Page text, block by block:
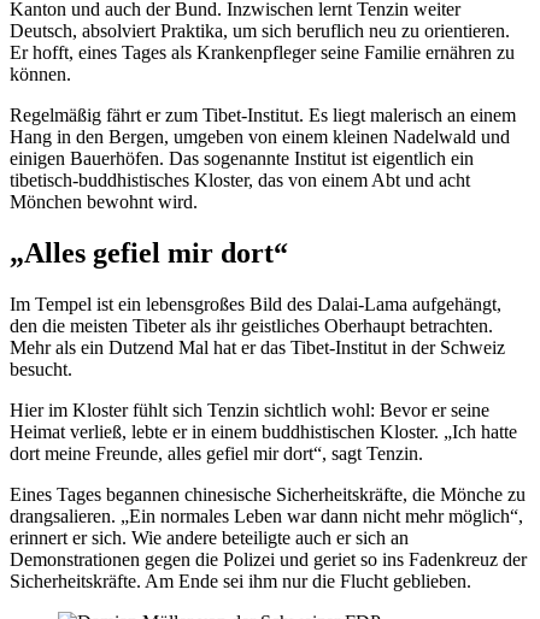
Kanton und auch der Bund. Inzwischen lernt Tenzin weiter
Deutsch, absolviert Praktika, um sich beruflich neu zu orientieren.
Er hofft, eines Tages als Krankenpfleger seine Familie ernähren zu
können.
Regelmäßig fährt er zum Tibet-Institut. Es liegt malerisch an einem
Hang in den Bergen, umgeben von einem kleinen Nadelwald und
einigen Bauerhöfen. Das sogenannte Institut ist eigentlich ein
tibetisch-buddhistisches Kloster, das von einem Abt und acht
Mönchen bewohnt wird.
„Alles gefiel mir dort“
Im Tempel ist ein lebensgroßes Bild des Dalai-Lama aufgehängt,
den die meisten Tibeter als ihr geistliches Oberhaupt betrachten.
Mehr als ein Dutzend Mal hat er das Tibet-Institut in der Schweiz
besucht.
Hier im Kloster fühlt sich Tenzin sichtlich wohl: Bevor er seine
Heimat verließ, lebte er in einem buddhistischen Kloster. „Ich hatte
dort meine Freunde, alles gefiel mir dort“, sagt Tenzin.
Eines Tages begannen chinesische Sicherheitskräfte, die Mönche zu
drangsalieren. „Ein normales Leben war dann nicht mehr möglich“,
erinnert er sich. Wie andere beteiligte auch er sich an
Demonstrationen gegen die Polizei und geriet so ins Fadenkreuz der
Sicherheitskräfte. Am Ende sei ihm nur die Flucht geblieben.